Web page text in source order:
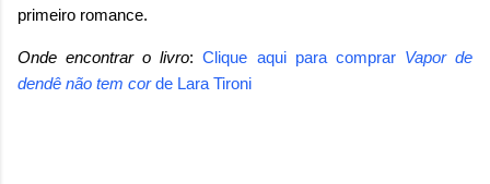
primeiro romance.
Onde encontrar o livro:Clique aqui para comprar Vapor de
dendê não tem corde Lara Tironi